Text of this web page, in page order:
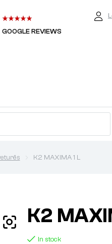
GOOGLE REVIEWS
K2 MAXIMA 1 L
K2
In stock